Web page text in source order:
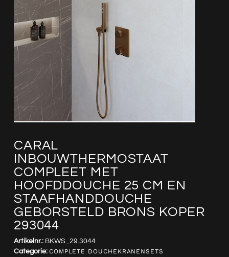
CARAL
INBOUWTHERMOSTAAT
COMPLEET MET
HOOFDDOUCHE 25 CM EN
STAAFHANDDOUCHE
GEBORSTELD BRONS KOPER
293044
Artikelnr.: BKWS_29.3044
Categorie: COMPLETE DOUCHEKRANENSETS